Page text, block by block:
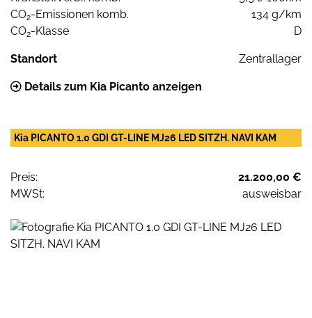
CO2-Emissionen komb.
134 g/km
CO2-Klasse D
Standort Zentrallager
Details zum Kia Picanto anzeigen
Kia PICANTO 1.0 GDI GT-LINE MJ26 LED SITZH. NAVI KAM
Preis:
21.200,00 €
MWSt:
ausweisbar